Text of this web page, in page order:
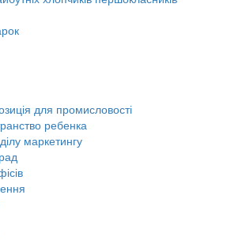
для промисловості
ребенка
маркетингу